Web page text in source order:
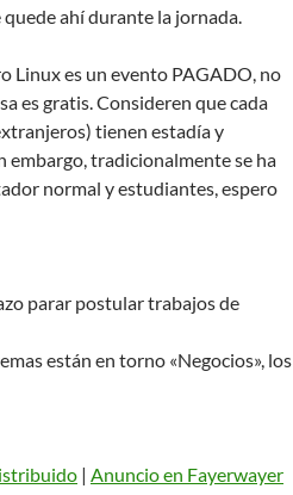
ahí durante la jornada.
Linux es un evento PAGADO, no
es gratis. Consideren que cada
tienen estadía y
embargo, tradicionalmente se ha
normal y estudiantes, espero
parar postular trabajos de
están en torno «Negocios», los
| Anuncio en Fayerwayer